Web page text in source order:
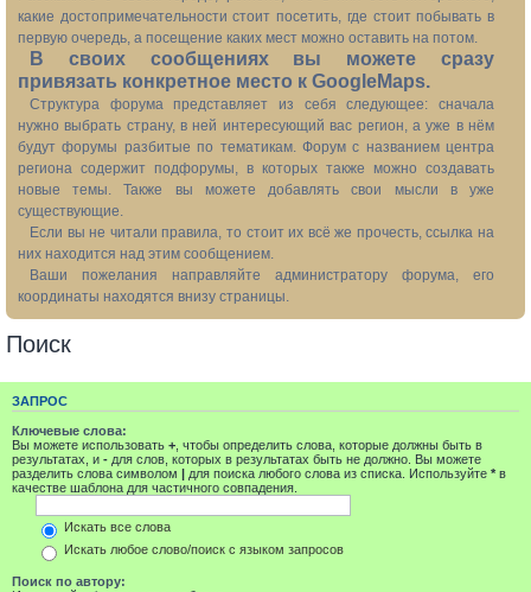
какие достопримечательности стоит посетить, где стоит побывать в
первую очередь, а посещение каких мест можно оставить на потом.
В своих сообщениях вы можете сразу
привязать конкретное место к GoogleMaps.
Структура форума представляет из себя следующее: сначала
нужно выбрать страну, в ней интересующий вас регион, а уже в нём
будут форумы разбитые по тематикам. Форум с названием центра
региона содержит подфорумы, в которых также можно создавать
новые темы. Также вы можете добавлять свои мысли в уже
существующие.
Если вы не читали правила, то стоит их всё же прочесть, ссылка на
них находится над этим сообщением.
Ваши пожелания направляйте администратору форума, его
координаты находятся внизу страницы.
Поиск
ЗАПРОС
Ключевые слова:
Вы можете использовать + , чтобы определить слова, которые должны быть в
результатах, и - для слов, которых в результатах быть не должно. Вы можете
разделить слова символом | для поиска любого слова из списка. Используйте * в
качестве шаблона для частичного совпадения.
Искать все слова
Искать любое слово/поиск с языком запросов
Поиск по автору: